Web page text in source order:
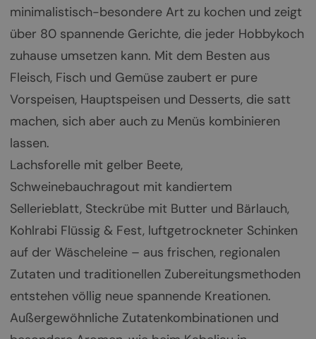
minimalistisch-besondere Art zu kochen und zeigt
über 80 spannende Gerichte, die jeder Hobbykoch
zuhause umsetzen kann. Mit dem Besten aus
Fleisch, Fisch und Gemüse zaubert er pure
Vorspeisen, Hauptspeisen und Desserts, die satt
machen, sich aber auch zu Menüs kombinieren
lassen.
Lachsforelle mit gelber Beete,
Schweinebauchragout mit kandiertem
Sellerieblatt, Steckrübe mit Butter und Bärlauch,
Kohlrabi Flüssig & Fest, luftgetrockneter Schinken
auf der Wäscheleine – aus frischen, regionalen
Zutaten und traditionellen Zubereitungsmethoden
entstehen völlig neue spannende Kreationen.
Außergewöhnliche Zutatenkombinationen und